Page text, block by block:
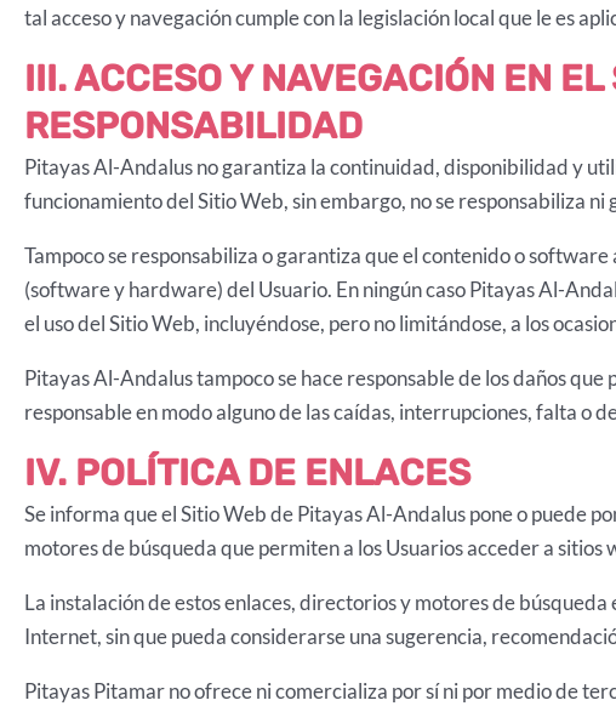
tal acceso y navegación cumple con la legislación local que le es
III. ACCESO Y NAVEGACIÓN EN
RESPONSABILIDAD
Pitayas Al-Andalus no garantiza la continuidad, disponibilidad y
funcionamiento del Sitio Web, sin embargo, no se responsabiliza
Tampoco se responsabiliza o garantiza que el contenido o
(software y hardware) del Usuario. En ningún caso Pitayas Al-
el uso del Sitio Web, incluyéndose, pero no limitándose, a los
Pitayas Al-Andalus tampoco se hace responsable de los daños
responsable en modo alguno de las caídas, interrupciones, falta o
IV. POLÍTICA DE ENLACES
Se informa que el Sitio Web de Pitayas Al-Andalus pone o puede
motores de búsqueda que permiten a los Usuarios acceder a
La instalación de estos enlaces, directorios y motores de
Internet, sin que pueda considerarse una sugerencia,
Pitayas Pitamar no ofrece ni comercializa por sí ni por medio de